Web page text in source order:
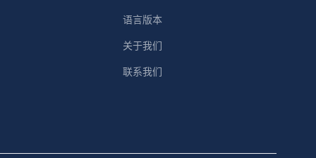
语言版本
关于我们
联系我们